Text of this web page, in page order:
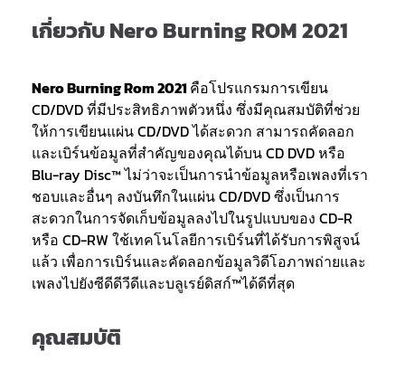
เกี่ยวกับ Nero Burning ROM 2021
Nero Burning Rom 2021คือโปรแกรมการเขียน
CD/DVD ที่มีประสิทธิภาพตัวหนึ่ง ซึ่งมีคุณสมบัติที่ช่วย
ให้การเขียนแผ่น CD/DVD ได้สะดวก สามารถคัดลอก
และเบิร์นข้อมูลที่สำคัญของคุณได้บน CD DVD หรือ
Blu-ray Disc™ ไม่ว่าจะเป็นการนำข้อมูลหรือเพลงที่เรา
ชอบและอื่นๆ ลงบันทึกในแผ่น CD/DVD ซึ่งเป็นการ
สะดวกในการจัดเก็บข้อมูลลงไปในรูปแบบของ CD-R
หรือ CD-RW ใช้เทคโนโลยีการเบิร์นที่ได้รับการพิสูจน์
แล้ว เพื่อการเบิร์นและคัดลอกข้อมูลวิดีโอภาพถ่ายและ
เพลงไปยังซีดีดีวีดีและบลูเรย์ดิสก์™ได้ดีที่สุด
คุณสมบัติ